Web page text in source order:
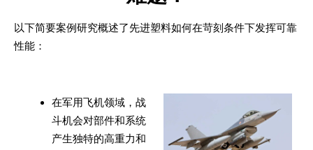
以下简要案例研究概述了先进塑料如何在苛刻条件下发挥可靠
性能：
在军用飞机领域，战
斗机会对部件和系统
产生独特的高重力和